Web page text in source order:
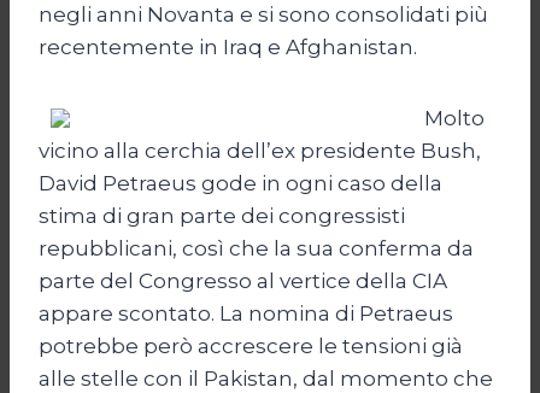
negli anni Novanta e si sono consolidati più
recentemente in Iraq e Afghanistan.
Molto
vicino alla cerchia dell’ex presidente Bush,
David Petraeus gode in ogni caso della
stima di gran parte dei congressisti
repubblicani, così che la sua conferma da
parte del Congresso al vertice della CIA
appare scontato. La nomina di Petraeus
potrebbe però accrescere le tensioni già
alle stelle con il Pakistan, dal momento che